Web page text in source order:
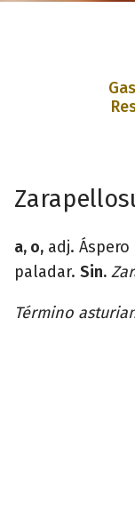
a, o, adj.
paladar. Sin.
Término